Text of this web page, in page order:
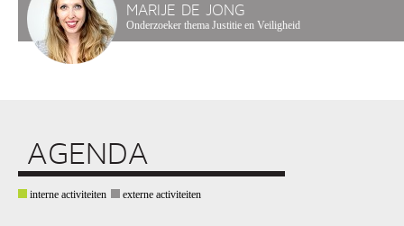
MARIJE DE JONG
Onderzoeker thema Justitie en Veiligheid
AGENDA
interne activiteiten externe activiteiten